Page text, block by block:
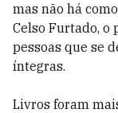
mas não há
Celso Furtado, o
pessoas que se
íntegras.
Livros foram